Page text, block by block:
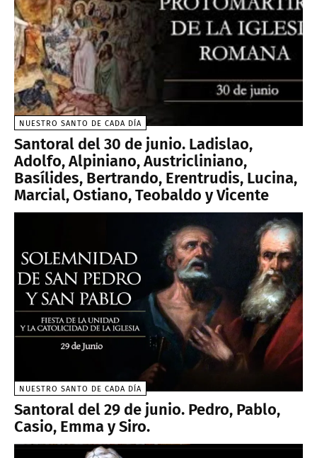
NUESTRO SANTO DE CADA DÍA
Santoral del 30 de junio. Ladislao,
Adolfo, Alpiniano, Austricliniano,
Basílides, Bertrando, Erentrudis, Lucina,
Marcial, Ostiano, Teobaldo y Vicente
NUESTRO SANTO DE CADA DÍA
Santoral del 29 de junio. Pedro, Pablo,
Casio, Emma y Siro.